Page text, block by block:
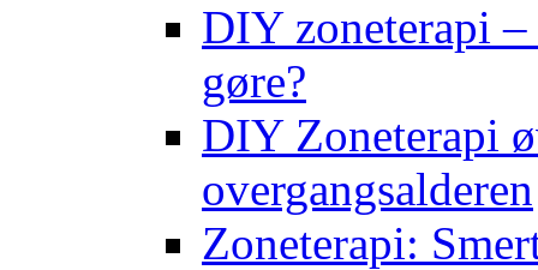
DIY zoneterapi
gøre?
DIY Zoneterapi
overgangsalderen
Zoneterapi: